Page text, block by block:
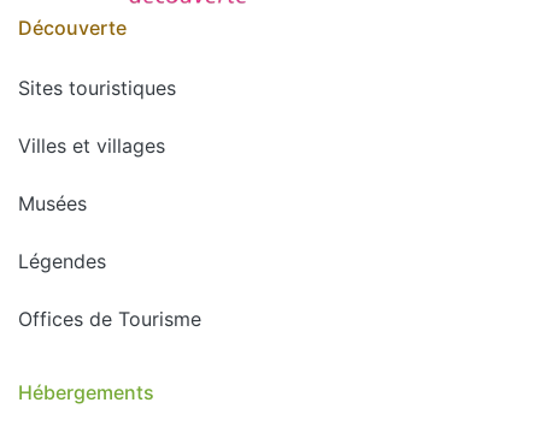
Découverte
Sites touristiques
Villes et villages
Musées
Légendes
Offices de Tourisme
Hébergements